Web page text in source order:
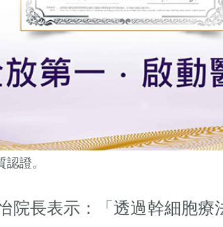
證。
院長表示：「透過幹細胞